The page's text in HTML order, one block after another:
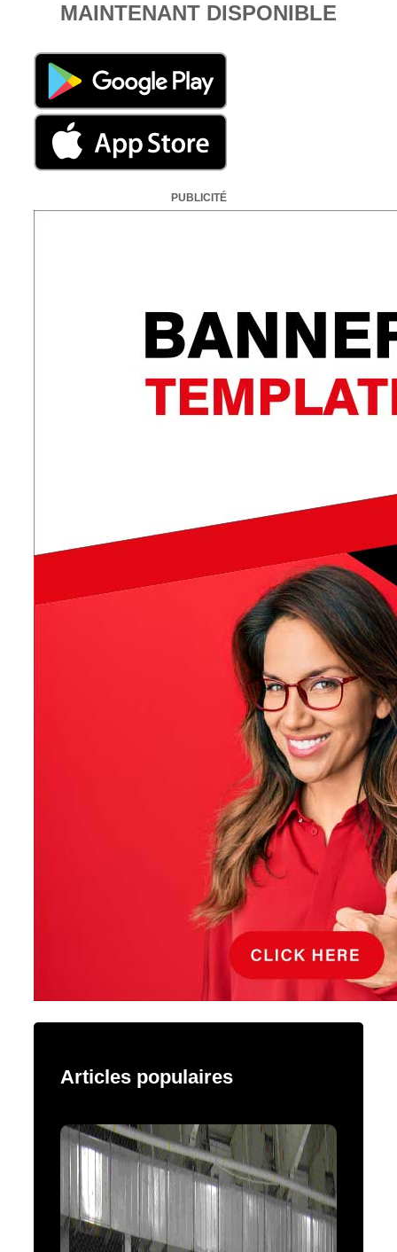
MAINTENANT DISPONIBLE
PUBLICITÉ
Articles populaires